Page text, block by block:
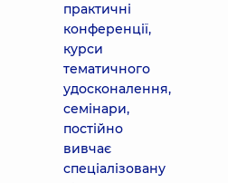
практичні
конференції,
курси
тематичного
удосконалення,
семінари,
постійно
вивчає
спеціалізовану